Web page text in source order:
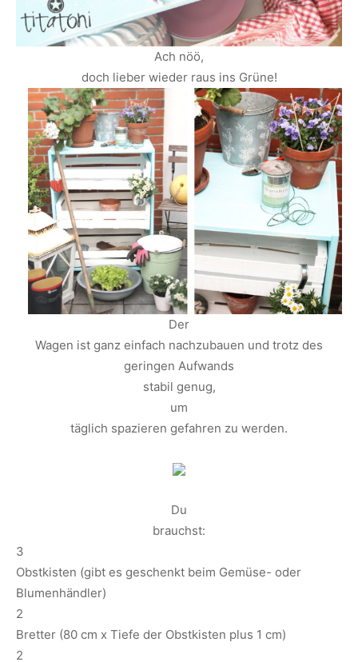
Ach nöö,
doch lieber wieder raus ins Grüne!
Der
Wagen ist ganz einfach nachzubauen und trotz des
geringen Aufwands
stabil genug,
um
täglich spazieren gefahren zu werden.
Du
brauchst:
3
Obstkisten (gibt es geschenkt beim Gemüse- oder
Blumenhändler)
2
Bretter (80 cm x Tiefe der Obstkisten plus 1 cm)
2